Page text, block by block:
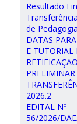
Resultado
de
DATAS
E TUTORIAL
2026.2
EDITAL Nº
56/2026/